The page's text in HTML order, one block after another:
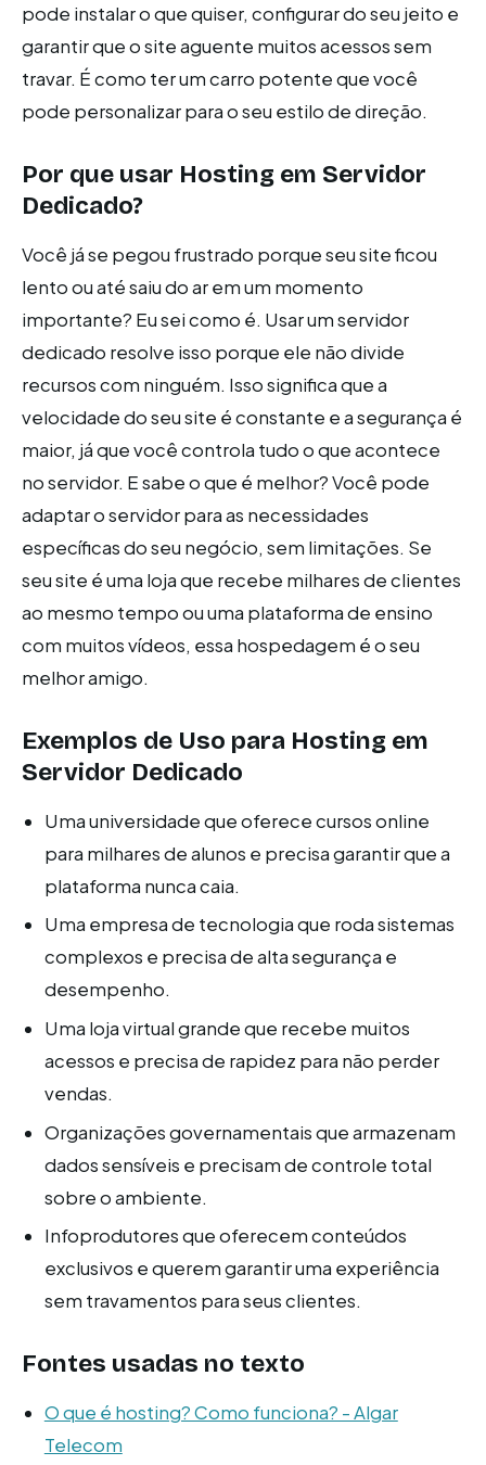
pode instalar o que quiser, configurar do seu jeito e
garantir que o site aguente muitos acessos sem
travar. É como ter um carro potente que você
pode personalizar para o seu estilo de direção.
Por que usar Hosting em Servidor
Dedicado?
Você já se pegou frustrado porque seu site ficou
lento ou até saiu do ar em um momento
importante? Eu sei como é. Usar um servidor
dedicado resolve isso porque ele não divide
recursos com ninguém. Isso significa que a
velocidade do seu site é constante e a segurança é
maior, já que você controla tudo o que acontece
no servidor. E sabe o que é melhor? Você pode
adaptar o servidor para as necessidades
específicas do seu negócio, sem limitações. Se
seu site é uma loja que recebe milhares de clientes
ao mesmo tempo ou uma plataforma de ensino
com muitos vídeos, essa hospedagem é o seu
melhor amigo.
Exemplos de Uso para Hosting em
Servidor Dedicado
Uma universidade que oferece cursos online
para milhares de alunos e precisa garantir que a
plataforma nunca caia.
Uma empresa de tecnologia que roda sistemas
complexos e precisa de alta segurança e
desempenho.
Uma loja virtual grande que recebe muitos
acessos e precisa de rapidez para não perder
vendas.
Organizações governamentais que armazenam
dados sensíveis e precisam de controle total
sobre o ambiente.
Infoprodutores que oferecem conteúdos
exclusivos e querem garantir uma experiência
sem travamentos para seus clientes.
Fontes usadas no texto
O que é hosting? Como funciona? - Algar
Telecom